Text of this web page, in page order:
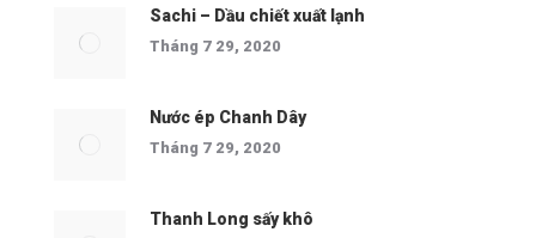
Sachi – Dầu chiết xuất lạnh
Tháng 7 29, 2020
Nước ép Chanh Dây
Tháng 7 29, 2020
Thanh Long sấy khô